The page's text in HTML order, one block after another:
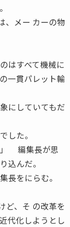
、メー カーの物
はすべて機械に
一貫パレット輸
にしていてもだ
た。
」 編集長が思
込んだ。
長をにらむ。
ど、そ の改革を
代化しようとし